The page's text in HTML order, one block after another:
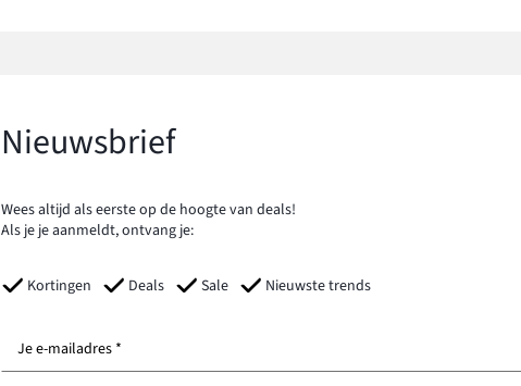
Nieuwsbrief
Wees altijd als eerste op de hoogte van deals!
Als je je aanmeldt, ontvang je:
Kortingen Deals Sale Nieuwste trends
Je e-mailadres *